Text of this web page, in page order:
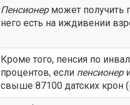
Пенсионерможет получить
него есть на иждивении
Кроме того, пенсия по
процентов, если пенсионер
свыше 87100 датских крон